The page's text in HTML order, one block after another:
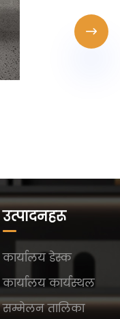

उत्पादनहरू
कार्यालय डेस्क
कार्यालय कार्यस्थल
सम्मेलन तालिका